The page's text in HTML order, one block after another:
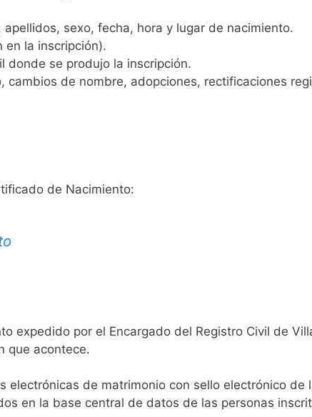
sexo, fecha, hora y lugar de nacimiento.
en la inscripción).
donde se produjo la inscripción.
cambios de nombre, adopciones, rectificaciones
de Nacimiento:
expedido por el Encargado del Registro Civil de
que acontece.
electrónicas de matrimonio con sello electrónico
en la base central de datos de las personas